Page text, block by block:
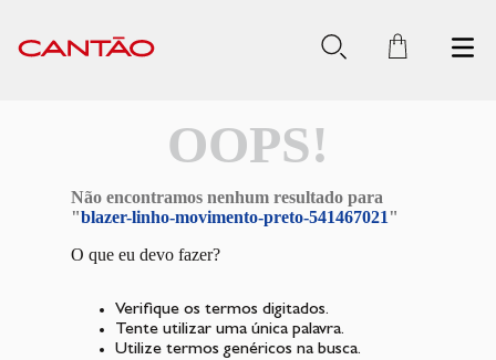
OOPS!
Não encontramos nenhum resultado para
"blazer-linho-movimento-preto-541467021 "
O que eu devo fazer?
Verifique os termos digitados.
Tente utilizar uma única palavra.
Utilize termos genéricos na busca.